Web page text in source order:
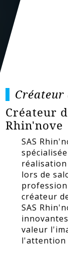
Créateur
Créateur
Rhin'nove
SAS
lors de
créateur
SAS
valeur
l'attention